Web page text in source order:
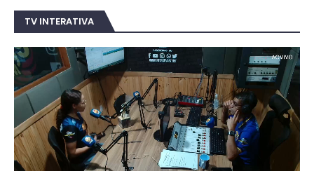
TV INTERATIVA